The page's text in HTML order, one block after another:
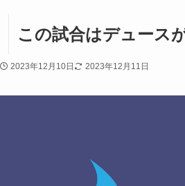
この試合はデュース
2023年12月10日 2023年12月11日